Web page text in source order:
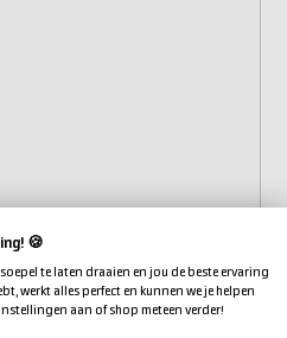
🍪
te laten draaien en jou de beste ervaring
werkt alles perfect en kunnen we je helpen
aan of shop meteen verder!